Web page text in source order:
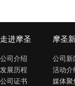
走进摩圣
公司介绍
发展历程
公司证书
摩圣
公司新
活动介
媒体聚